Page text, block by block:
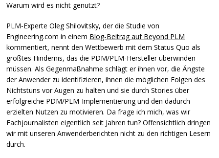
Warum wird es nicht genutzt?
PLM-Experte Oleg Shilovitsky, der die Studie von
Engineering.com in einem Blog-Beitrag auf Beyond PLM
kommentiert, nennt den Wettbewerb mit dem Status Quo als
größtes Hindernis, das die PDM/PLM-Hersteller überwinden
müssen. Als Gegenmaßnahme schlägt er ihnen vor, die Ängste
der Anwender zu identifizieren, ihnen die möglichen Folgen des
Nichtstuns vor Augen zu halten und sie durch Stories über
erfolgreiche PDM/PLM-Implementierung und den dadurch
erzielten Nutzen zu motivieren. Da frage ich mich, was wir
Fachjournalisten eigentlich seit Jahren tun? Offensichtlich dringen
wir mit unseren Anwenderberichten nicht zu den richtigen Lesern
durch.